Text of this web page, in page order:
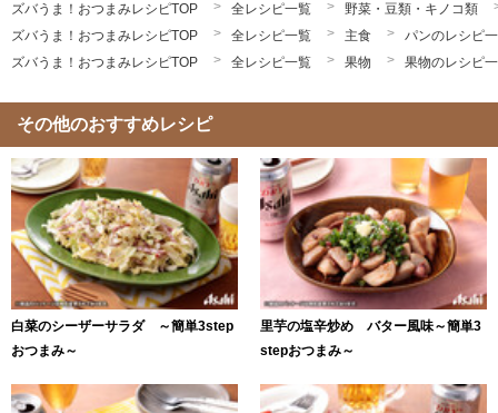
ズバうま！おつまみレシピTOP
全レシピ一覧
野菜・豆類・キノコ類
ズバうま！おつまみレシピTOP
全レシピ一覧 主食
パンのレシピ
ズバうま！おつまみレシピTOP
全レシピ一覧 果物 果物のレシピ
その他のおすすめレシピ
白菜のシーザーサラダ ～簡単3step
おつまみ～
里芋の塩辛炒め バター風味～簡単3
stepおつまみ～